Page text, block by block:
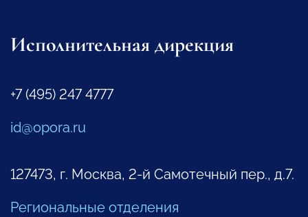
Исполнительная дирекция
+7 (495) 247 4777
id@opora.ru
127473, г. Москва, 2-й Самотечный пер., д.7.
Региональные отделения